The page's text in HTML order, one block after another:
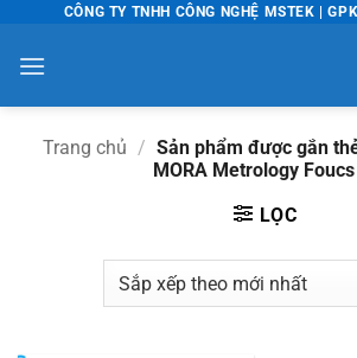
nội
dung
CÔNG TY TNHH CÔNG NGHỆ MSTEK |
Trang chủ / Sản phẩm được gắn
MORA Metrology Foucs
LỌC